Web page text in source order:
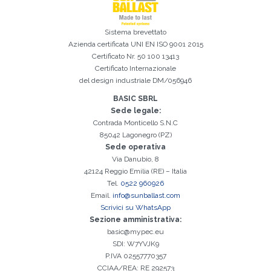
Sistema brevettato
Azienda certificata UNI EN ISO 9001 2015
Certificato Nr. 50 100 13413
Certificato Internazionale
del design industriale DM/056946
BASIC SBRL
Sede legale:
Contrada Monticello S.N.C
85042 Lagonegro (PZ)
Sede operativa
Via Danubio, 8
42124 Reggio Emilia (RE) – Italia
Tel. 0522 960926
Email. info@sunballast.com
Scrivici su WhatsApp
Sezione amministrativa:
basic@mypec.eu
SDI: W7YVJK9
P.IVA 02557770357
CCIAA/REA: RE 292573